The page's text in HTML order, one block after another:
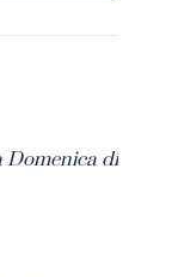
Domenica di